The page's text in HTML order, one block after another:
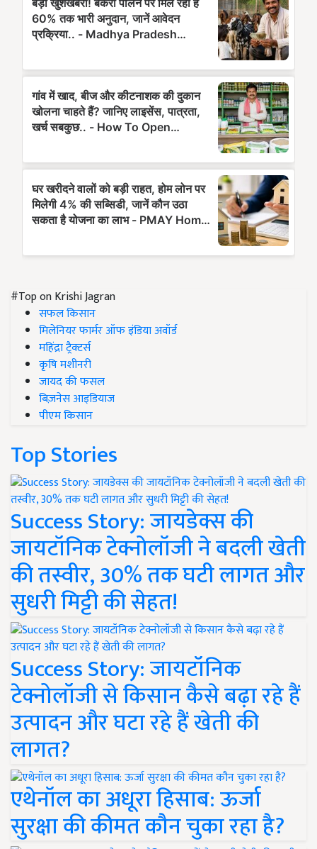
#Top on Krishi Jagran
सफल किसान
मिलेनियर फार्मर ऑफ इंडिया अवॉर्ड
महिंद्रा ट्रैक्टर्स
कृषि मशीनरी
जायद की फसल
बिज़नेस आइडियाज
पीएम किसान
Top Stories
Success Story: जायडेक्स की
जायटॉनिक टेक्नोलॉजी ने बदली खेती
की तस्वीर, 30% तक घटी लागत और
सुधरी मिट्टी की सेहत!
Success Story: जायटॉनिक
टेक्नोलॉजी से किसान कैसे बढ़ा रहे हैं
उत्पादन और घटा रहे हैं खेती की
लागत?
एथेनॉल का अधूरा हिसाब: ऊर्जा
सुरक्षा की कीमत कौन चुका रहा है?